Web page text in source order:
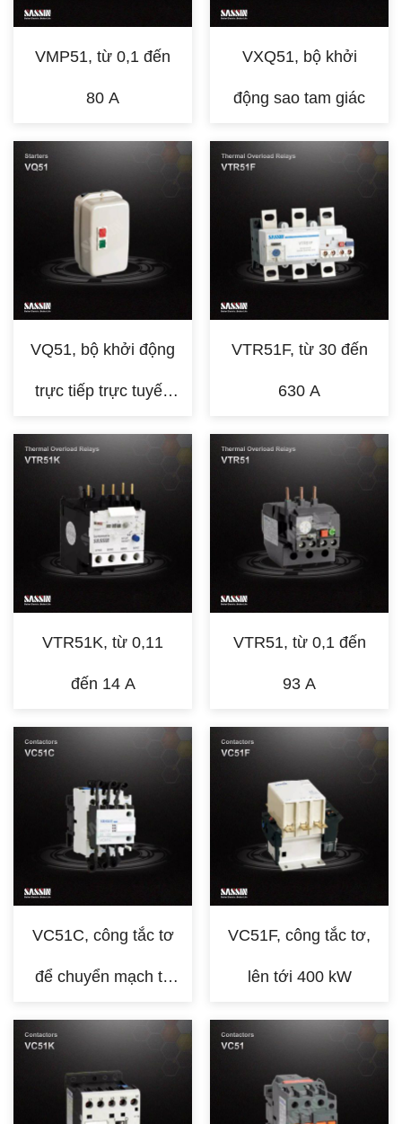
VMP51, từ 0,1 đến
80 A
VXQ51, bộ khởi
động sao tam giác
VQ51, bộ khởi động
trực tiếp trực tuyến
(DOL) kèm theo
VTR51F, từ 30 đến
630 A
VTR51K, từ 0,11
đến 14 A
VTR51, từ 0,1 đến
93 A
VC51C, công tắc tơ
để chuyển mạch tụ
điện
VC51F, công tắc tơ,
lên tới 400 kW